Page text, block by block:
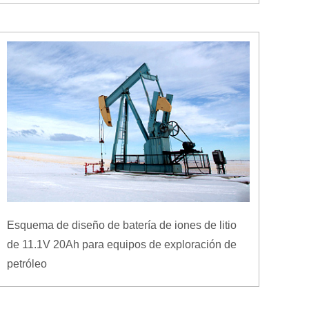
Esquema de diseño de batería de iones de litio
de 11.1V 20Ah para equipos de exploración de
petróleo